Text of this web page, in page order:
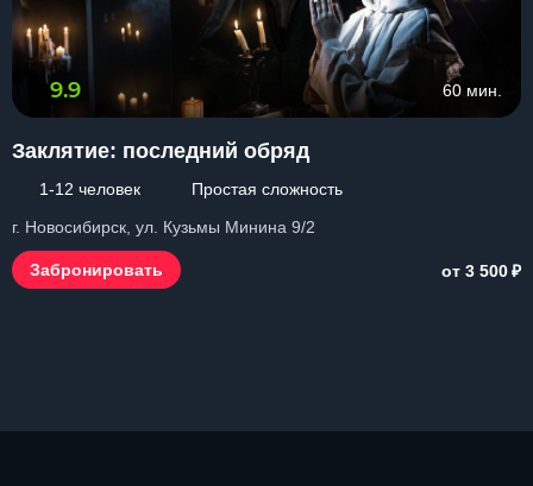
9.9 60 мин.
Заклятие: последний обряд
1-12 человек
Простая сложность
г. Новосибирск, ул. Кузьмы Минина 9/2
Забронировать от 3 500₽